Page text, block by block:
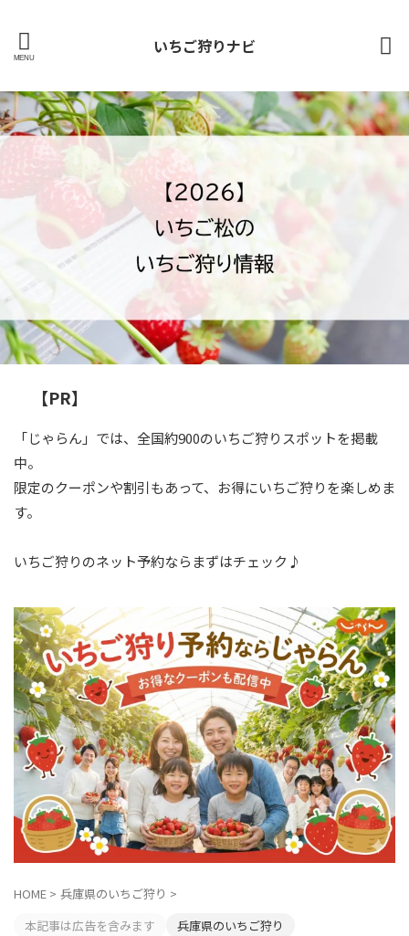
いちご狩りナビ
【PR】
「じゃらん」では、全国約900のいちご狩りスポットを掲載
中。
限定のクーポンや割引もあって、お得にいちご狩りを楽しめま
す。
いちご狩りのネット予約ならまずはチェック♪
HOME > 兵庫県のいちご狩り >
本記事は広告を含みます
兵庫県のいちご狩り